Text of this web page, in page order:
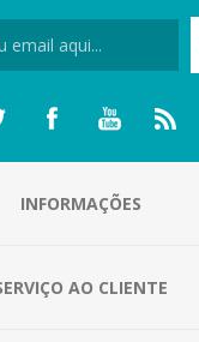
INFORMAÇÕES
AO CLIENTE